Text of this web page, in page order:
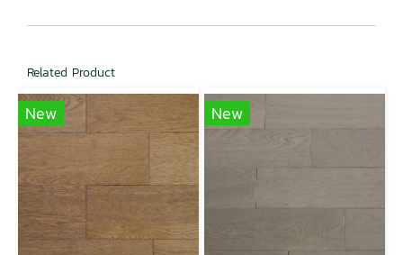
Related Product
New New